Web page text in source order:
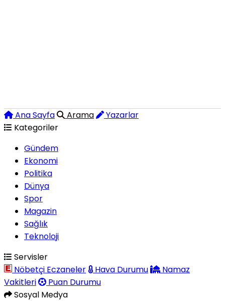
Ana Sayfa Arama
Yazarlar
Kategoriler
Gündem
Ekonomi
Politika
Dünya
Spor
Magazin
Sağlık
Teknoloji
Servisler
Nöbetçi Eczaneler
Hava Durumu
Namaz
Vakitleri
Puan Durumu
Sosyal Medya